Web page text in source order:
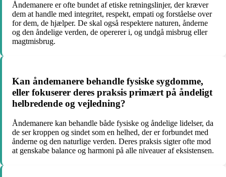
Åndemanere er ofte bundet af etiske retningslinjer, der kræver
dem at handle med integritet, respekt, empati og forståelse over
for dem, de hjælper. De skal også respektere naturen, ånderne
og den åndelige verden, de opererer i, og undgå misbrug eller
magtmisbrug.
Kan åndemanere behandle fysiske sygdomme,
eller fokuserer deres praksis primært på åndeligt
helbredende og vejledning?
Åndemanere kan behandle både fysiske og åndelige lidelser, da
de ser kroppen og sindet som en helhed, der er forbundet med
ånderne og den naturlige verden. Deres praksis sigter ofte mod
at genskabe balance og harmoni på alle niveauer af eksistensen.